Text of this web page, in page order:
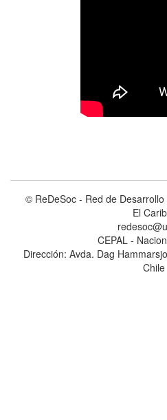
© ReDeSoc - Red de
El
CEPAL -
Dirección: Avda. Dag
Chile